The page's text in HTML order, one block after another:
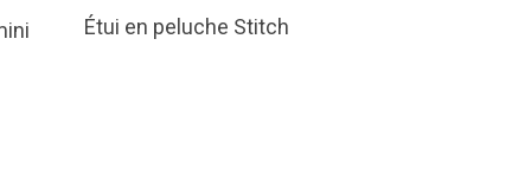
Étui en peluche Stitch